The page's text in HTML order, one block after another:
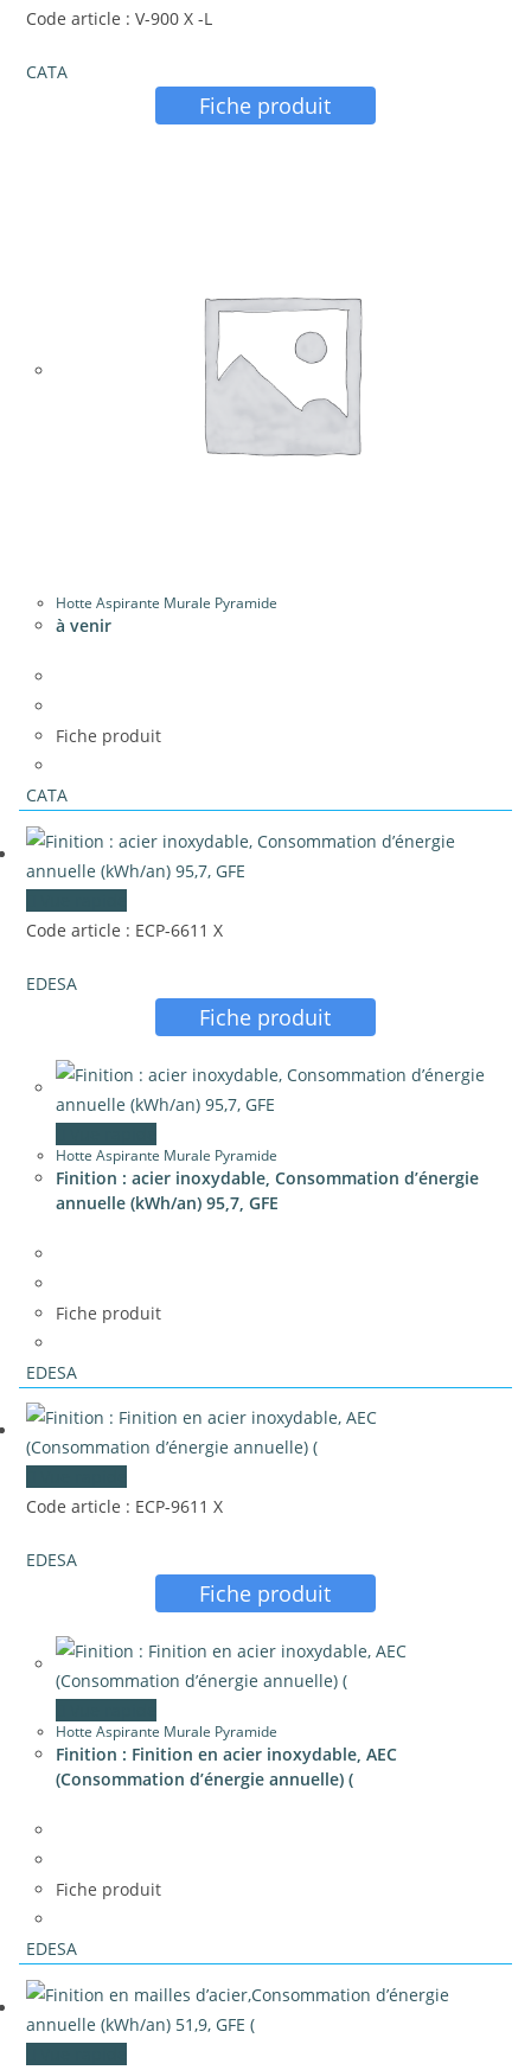
Code article : V-900 X -L
CATA
Fiche produit
Hotte Aspirante Murale Pyramide
à venir
Fiche produit
CATA
Code article : ECP-6611 X
EDESA
Fiche produit
Hotte Aspirante Murale Pyramide
Finition : acier inoxydable, Consommation d’énergie
annuelle (kWh/an) 95,7, GFE
Fiche produit
EDESA
Code article : ECP-9611 X
EDESA
Fiche produit
Hotte Aspirante Murale Pyramide
Finition : Finition en acier inoxydable, AEC
(Consommation d’énergie annuelle) (
Fiche produit
EDESA